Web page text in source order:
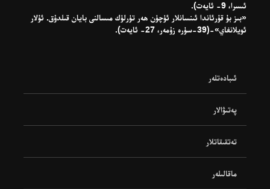
ئىسرا، 9- ئايەت).
«بىز بۇ قۇرئاندا ئىنسانلار ئۈچۈن ھەر تۈرلۈك مىسالنى بايان قىلدۇق. ئۇلار
ئويلانغاي»-(39-سۈرە زۇمەر، 27- ئايەت).
ئىبادەتلەر
پەتىۋالار
تەتقىقاتلار
ماقالىلەر